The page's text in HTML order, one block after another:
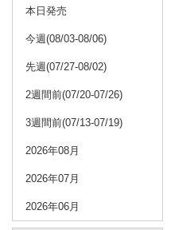
本日発売
今週(08/03-08/06)
先週(07/27-08/02)
2週間前(07/20-07/26)
3週間前(07/13-07/19)
2026年08月
2026年07月
2026年06月